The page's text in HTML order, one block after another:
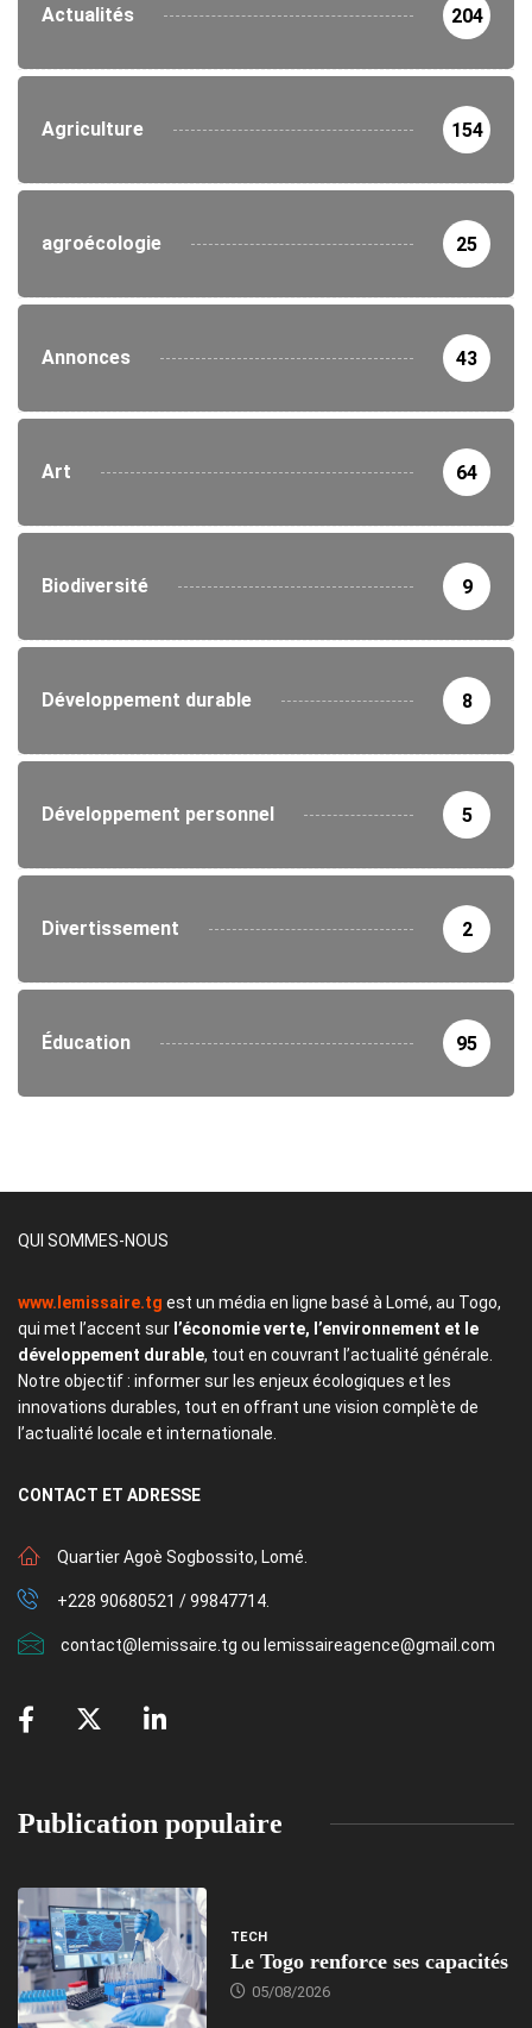
Actualités 204
Agriculture 154
agroécologie 25
Annonces 43
Art 64
Biodiversité 9
Développement durable 8
Développement personnel 5
Divertissement 2
Éducation 95
QUI SOMMES-NOUS
www.lemissaire.tg est un média en ligne basé à Lomé, au Togo,
qui met l’accent sur l’économie verte, l’environnement et le
développement durable, tout en couvrant l’actualité générale.
Notre objectif : informer sur les enjeux écologiques et les
innovations durables, tout en offrant une vision complète de
l’actualité locale et internationale.
CONTACT ET ADRESSE
Quartier Agoè Sogbossito, Lomé.
+228 90680521 / 99847714.
contact@lemissaire.tg ou lemissaireagence@gmail.com
Publication populaire
TECH
Le Togo renforce ses capacités
05/08/2026